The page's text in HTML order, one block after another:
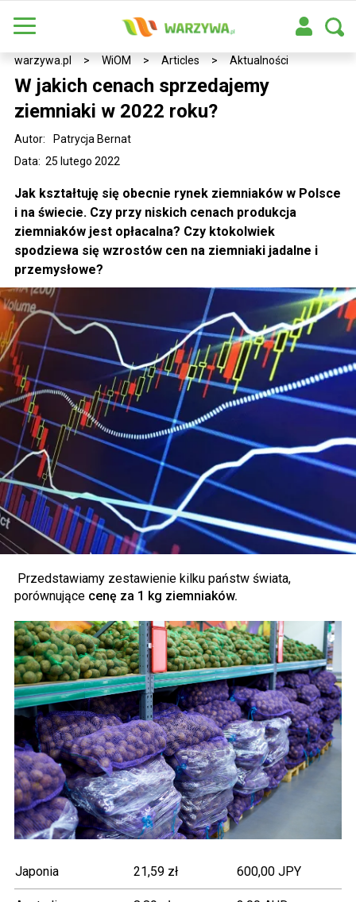
warzywa.pl > WiOM > Articles > Aktualności
W jakich cenach sprzedajemy
ziemniaki w 2022 roku?
Data: 25 lutego 2022
Autor: Patrycja Bernat
Jak kształtuję się obecnie rynek ziemniaków w Polsce
i na świecie. Czy przy niskich cenach produkcja
ziemniaków jest opłacalna? Czy ktokolwiek
spodziewa się wzrostów cen na ziemniaki jadalne i
przemysłowe?
Przedstawiamy zestawienie kilku państw świata,
porównujące cenę za 1 kg ziemniaków.
Japonia 21,59 zł 600,00 JPY